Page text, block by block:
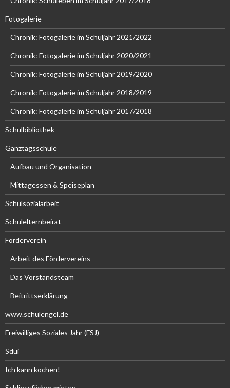
Fotogalerie
Chronik: Fotogalerie im Schuljahr 2021/2022
Chronik: Fotogalerie im Schuljahr 2020/2021
Chronik: Fotogalerie im Schuljahr 2019/2020
Chronik: Fotogalerie im Schuljahr 2018/2019
Chronik: Fotogalerie im Schuljahr 2017/2018
Schulbibliothek
Ganztagsschule
Aufbau und Organisation
Mittagessen & Speiseplan
Schulsozialarbeit
Schulelternbeirat
Förderverein
Arbeit des Fördervereins
Das Vorstandsteam
Beitrittserklärung
www.schulengel.de
Freiwilliges Soziales Jahr (FSJ)
Sdui
Ich kann kochen!